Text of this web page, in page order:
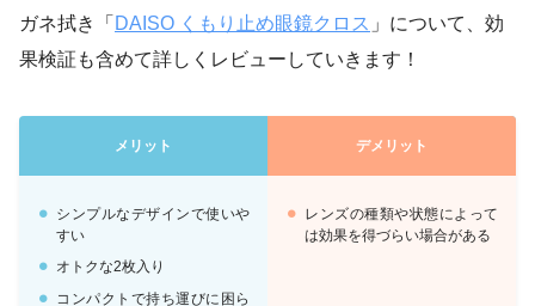
ガネ拭き「 DAISO くもり止め眼鏡クロス 」について、効
果検証も含めて詳しくレビューしていきます！
メリット デメリット
シンプルなデザインで使いや
すい
オトクな2枚入り
コンパクトで持ち運びに困ら
レンズの種類や状態によって
は効果を得づらい場合がある